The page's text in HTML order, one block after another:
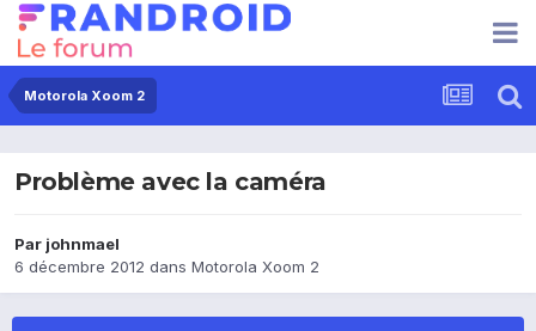
Motorola Xoom 2
Problème avec la caméra
Par johnmael
6 décembre 2012 dans Motorola Xoom 2